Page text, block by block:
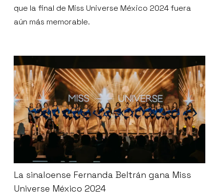
que la final de Miss Universe México 2024 fuera
aún más memorable.
La sinaloense Fernanda Beltrán gana Miss
Universe México 2024